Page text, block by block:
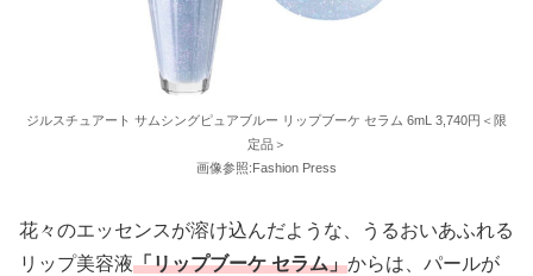
ジルスチュアート サムシングピュアブルー リップブーケ セラム 6mL 3,740円＜限
定品＞
画像参照:Fashion Press
花々のエッセンスが溶け込んだような、うるおいあふれる
リップ美容液「リップブーケ セラム」からは、パールが